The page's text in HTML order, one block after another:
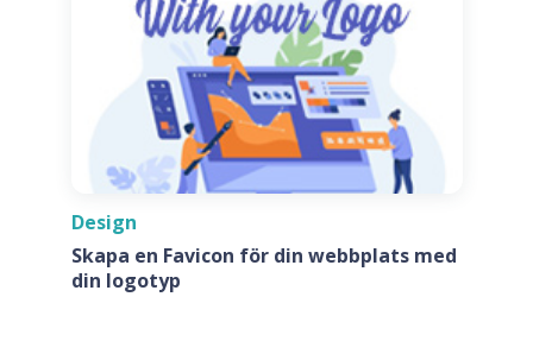
Design
Skapa en Favicon för din webbplats med
din logotyp